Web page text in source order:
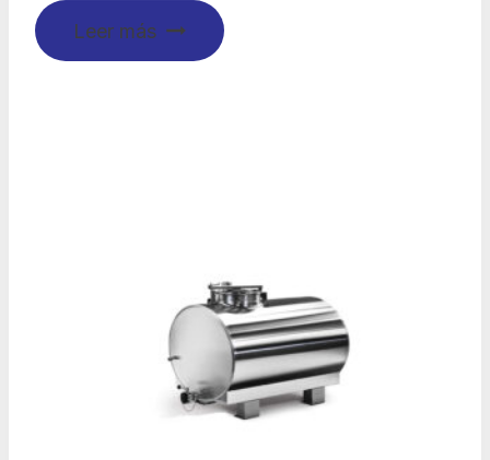
Leer más